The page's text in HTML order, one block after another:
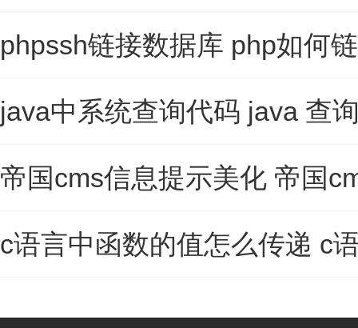
phpssh链接数据库 php如何
java中系统查询代码 java 查
帝国cms信息提示美化 帝国
c语言中函数的值怎么传递 c